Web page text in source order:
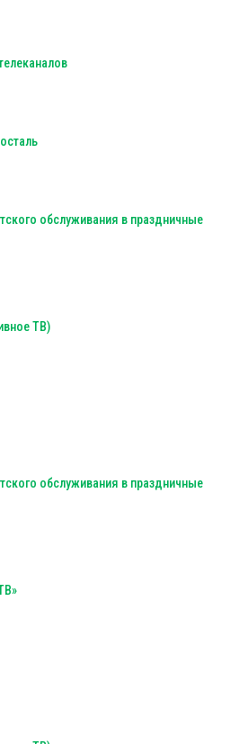
обслуживания в праздничные
ТВ)
обслуживания в праздничные